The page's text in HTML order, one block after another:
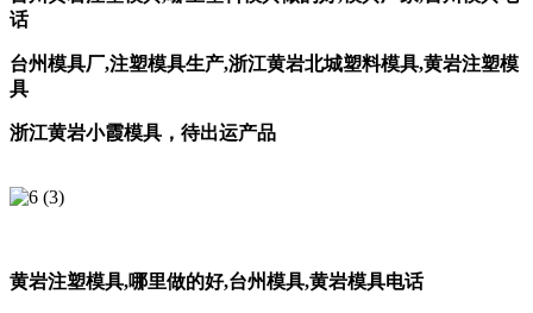
话
台州模具厂,注塑模具生产,浙江黄岩北城塑料模具,黄岩注塑模
具
浙江黄岩小霞模具，待出运产品
黄岩注塑模具,哪里做的好,台州模具,黄岩模具电话